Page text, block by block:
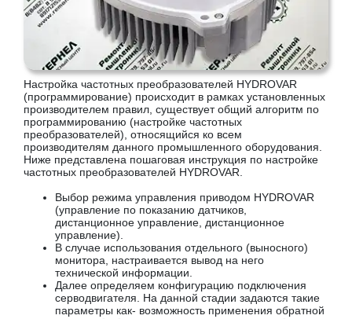
Настройка частотных преобразователей HYDROVAR
(программирование) происходит в рамках установленных
производителем правил, существует общий алгоритм по
программированию (настройке частотных
преобразователей), относящийся ко всем
производителям данного промышленного оборудования.
Ниже представлена пошаговая инструкция по настройке
частотных преобразователей HYDROVAR.
Выбор режима управления приводом HYDROVAR
(управление по показанию датчиков,
дистанционное управление, дистанционное
управление).
В случае использования отдельного (выносного)
монитора, настраивается вывод на него
технической информации.
Далее определяем конфигурацию подключения
серводвигателя. На данной стадии задаются такие
параметры как- возможность применения обратной